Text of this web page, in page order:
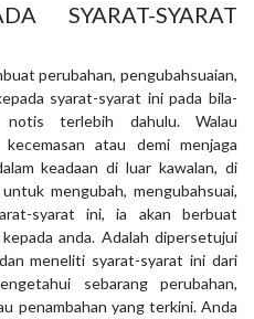
SYARAT-SYARAT
perubahan, pengubahsuaian,
syarat-syarat ini pada bila-
terlebih dahulu. Walau
kecemasan atau demi menjaga
keadaan di luar kawalan, di
mengubah, mengubahsuai,
syarat ini, ia akan berbuat
anda. Adalah dipersetujui
meneliti syarat-syarat ini dari
sebarang perubahan,
penambahan yang terkini. Anda